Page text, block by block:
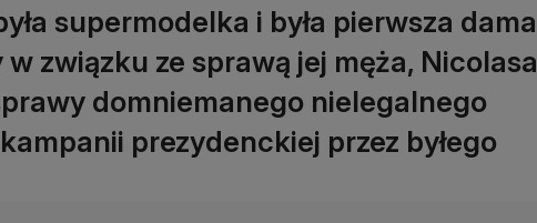
supermodelka i była pierwsza dama
w związku ze sprawą jej męża, Nicolasa
domniemanego nielegalnego
prezydenckiej przez byłego